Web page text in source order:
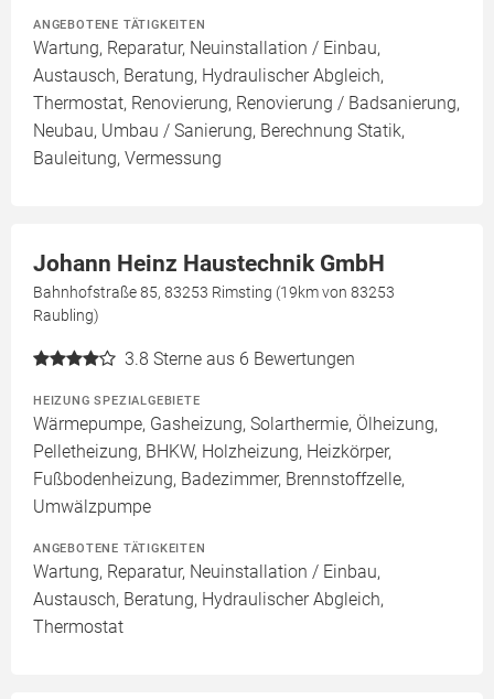
ANGEBOTENE TÄTIGKEITEN
Wartung, Reparatur, Neuinstallation / Einbau,
Austausch, Beratung, Hydraulischer Abgleich,
Thermostat, Renovierung, Renovierung / Badsanierung,
Neubau, Umbau / Sanierung, Berechnung Statik,
Bauleitung, Vermessung
Johann Heinz Haustechnik GmbH
Bahnhofstraße 85, 83253 Rimsting (19km von 83253
Raubling)
3.8 Sterne aus 6 Bewertungen
HEIZUNG SPEZIALGEBIETE
Wärmepumpe, Gasheizung, Solarthermie, Ölheizung,
Pelletheizung, BHKW, Holzheizung, Heizkörper,
Fußbodenheizung, Badezimmer, Brennstoffzelle,
Umwälzpumpe
ANGEBOTENE TÄTIGKEITEN
Wartung, Reparatur, Neuinstallation / Einbau,
Austausch, Beratung, Hydraulischer Abgleich,
Thermostat